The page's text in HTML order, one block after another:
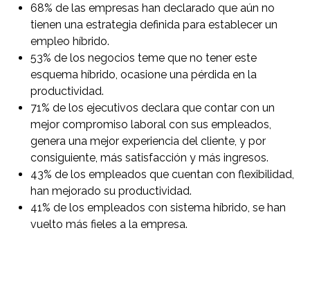
68% de las empresas han declarado que aún no
tienen una estrategia definida para establecer un
empleo híbrido.
53% de los negocios teme que no tener este
esquema híbrido, ocasione una pérdida en la
productividad.
71% de los ejecutivos declara que contar con un
mejor compromiso laboral con sus empleados,
genera una mejor experiencia del cliente, y por
consiguiente, más satisfacción y más ingresos.
43% de los empleados que cuentan con flexibilidad,
han mejorado su productividad.
41% de los empleados con sistema híbrido, se han
vuelto más fieles a la empresa.